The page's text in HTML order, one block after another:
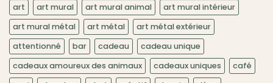
art
art mural art mural animal
art mural intérieur
art mural métal
art métal
art métal extérieur
attentionné
bar cadeau
cadeau unique
cadeaux amoureux des animaux
cadeaux uniques
café